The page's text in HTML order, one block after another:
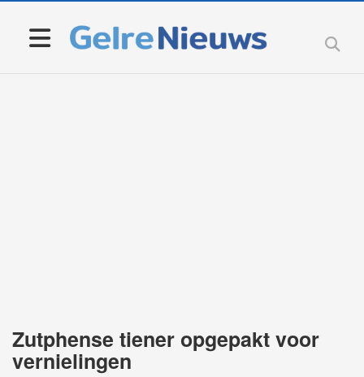
Zutphense tiener opgepakt voor
vernielingen